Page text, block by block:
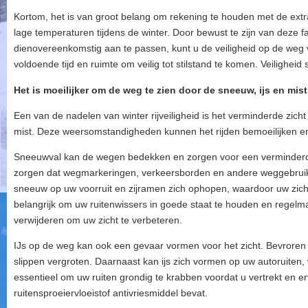
Kortom, het is van groot belang om rekening te houden met de
lage temperaturen tijdens de winter. Door bewust te zijn van deze
dienovereenkomstig aan te passen, kunt u de veiligheid op de
voldoende tijd en ruimte om veilig tot stilstand te komen. Veiligheid
Het is moeilijker om de weg te zien door de sneeuw, ijs en
Een van de nadelen van winter rijveiligheid is het verminderde
mist. Deze weersomstandigheden kunnen het rijden bemoeilijken
Sneeuwval kan de wegen bedekken en zorgen voor een
zorgen dat wegmarkeringen, verkeersborden en andere
sneeuw op uw voorruit en zijramen zich ophopen, waardoor uw
belangrijk om uw ruitenwissers in goede staat te houden en
verwijderen om uw zicht te verbeteren.
IJs op de weg kan ook een gevaar vormen voor het zicht.
slippen vergroten. Daarnaast kan ijs zich vormen op uw
essentieel om uw ruiten grondig te krabben voordat u vertrekt en
ruitensproeiervloeistof antivriesmiddel bevat.